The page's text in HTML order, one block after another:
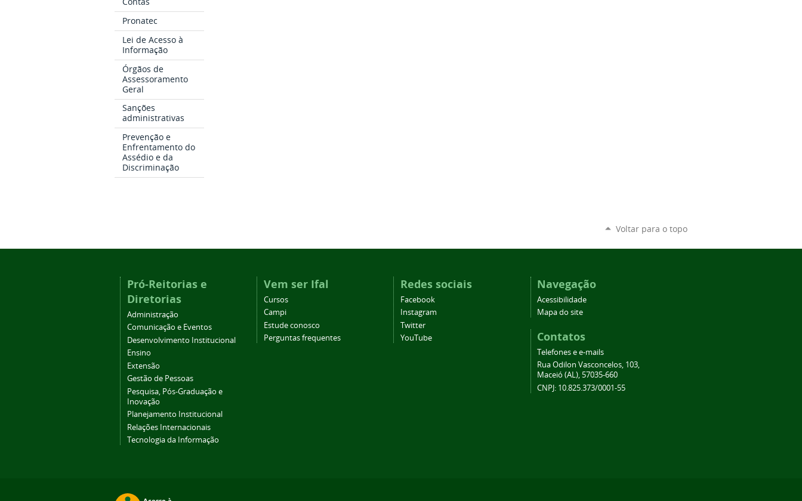
Pronatec
Lei de Acesso à
Informação
Órgãos de
Assessoramento
Geral
Sanções
administrativas
Prevenção e
Enfrentamento do
Assédio e da
Discriminação
Voltar para o topo
Pró-Reitorias e
Diretorias
Administração
Comunicação e Eventos
Desenvolvimento Institucional
Ensino
Extensão
Gestão de Pessoas
Pesquisa, Pós-Graduação e
Inovação
Planejamento Institucional
Relações Internacionais
Tecnologia da Informação
Vem ser Ifal
Cursos
Campi
Estude conosco
Perguntas frequentes
Redes sociais
Facebook
Instagram
Twitter
YouTube
Navegação
Acessibilidade
Mapa do site
Contatos
Telefones e e-mails
Rua Odilon Vasconcelos, 103,
Maceió (AL), 57035-660
CNPJ: 10.825.373/0001-55